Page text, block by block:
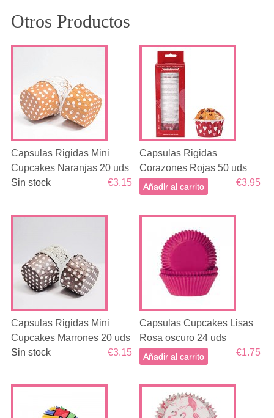
Otros Productos
Capsulas Rigidas Mini
Cupcakes Naranjas 20 uds
€3.15
Sin stock
Capsulas Rigidas
Corazones Rojas 50 uds
€3.95
Añadir al carrito
Capsulas Rigidas Mini
Cupcakes Marrones 20 uds
€3.15
Sin stock
Capsulas Cupcakes Lisas
Rosa oscuro 24 uds
€1.75
Añadir al carrito